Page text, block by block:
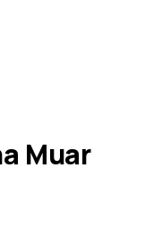
Muar